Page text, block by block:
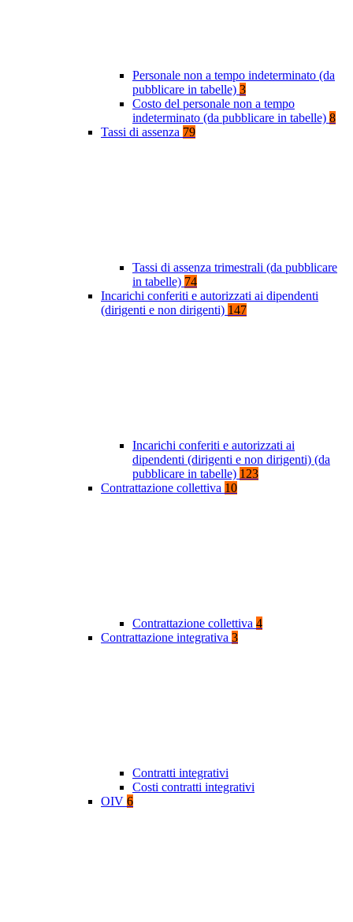
Personale non a tempo indeterminato (da
pubblicare in tabelle) 3
Costo del personale non a tempo
indeterminato (da pubblicare in tabelle) 8
Tassi di assenza 79
Tassi di assenza trimestrali (da pubblicare
in tabelle) 74
Incarichi conferiti e autorizzati ai dipendenti
(dirigenti e non dirigenti) 147
Incarichi conferiti e autorizzati ai
dipendenti (dirigenti e non dirigenti) (da
pubblicare in tabelle) 123
Contrattazione collettiva 10
Contrattazione collettiva 4
Contrattazione integrativa 3
Contratti integrativi
Costi contratti integrativi
OIV 6